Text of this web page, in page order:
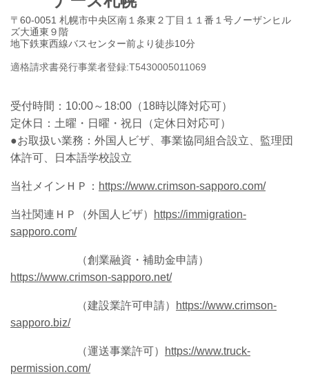
〒60-0051 札幌市中央区南１条東２丁目１１番１号ノーザンヒル
ズ大通東９階
地下鉄東西線バスセンター前より徒歩10分
適格請求書発行事業者登録:T5430005011069
受付時間： 10:00～18:00（18時以降対応可）
定休日：土曜・日曜・祝日
（定休日対応可）
●お取扱い業務：外国人ビザ、事業協同組合設立、監理団
体許可、日本語学校設立
当社メインＨＰ： https://www.crimson-sapporo.com/
当社関連ＨＰ（外国人ビザ）
https://immigration-
sapporo.com/
（創業融資・補助金申請）
https://www.crimson-sapporo.net/
（建設業許可申請）
https://www.crimson-
sapporo.biz/
（運送事業許可）
https://www.truck-
permission.com/